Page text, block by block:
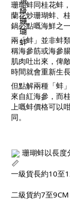
級
珊
瑚
蚌
珊瑚蚌同桂花蚌
蘭花炒珊瑚蚌、
鍋必點嘅海鮮之一
兩「蚌」並非蚌
稱海參筋或海參
肌肉吐出來，俾
時間就會重新生長
但點解兩種「蚌
來自紅海參，而
上嘅蚌價格可以
同。
珊瑚蚌以長度
一級貨長約10至
二級貨約7至9CM